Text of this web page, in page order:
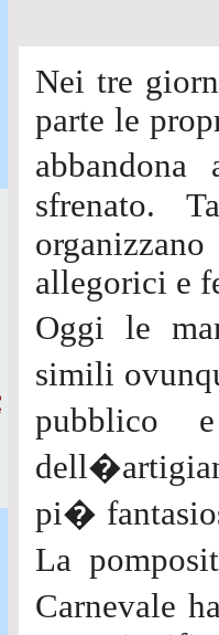
Nei tre
parte le
sfrenato.
allegorici e
Oggi le
simili
pubblico
pi�
La
Carnevale